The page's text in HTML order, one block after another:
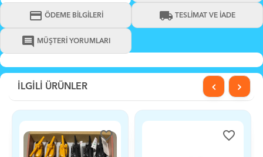
credit_card ÖDEME BİLGİLERİ local_shipping TESLİMAT VE İADE
comment MÜŞTERİ YORUMLARI
İLGİLİ ÜRÜNLER
favorite_border favorite_border